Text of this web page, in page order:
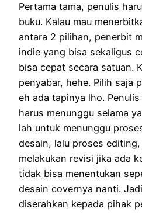
Pertama tama, penulis
buku. Kalau mau
antara 2 pilihan, penerbit
indie yang bisa sekaligus
bisa cepat secara satuan.
penyabar, hehe. Pilih saja
eh ada tapinya lho.
harus menunggu selama
lah untuk menunggu
desain, lalu proses
melakukan revisi jika ada
tidak bisa menentukan
desain covernya nanti.
diserahkan kepada pihak